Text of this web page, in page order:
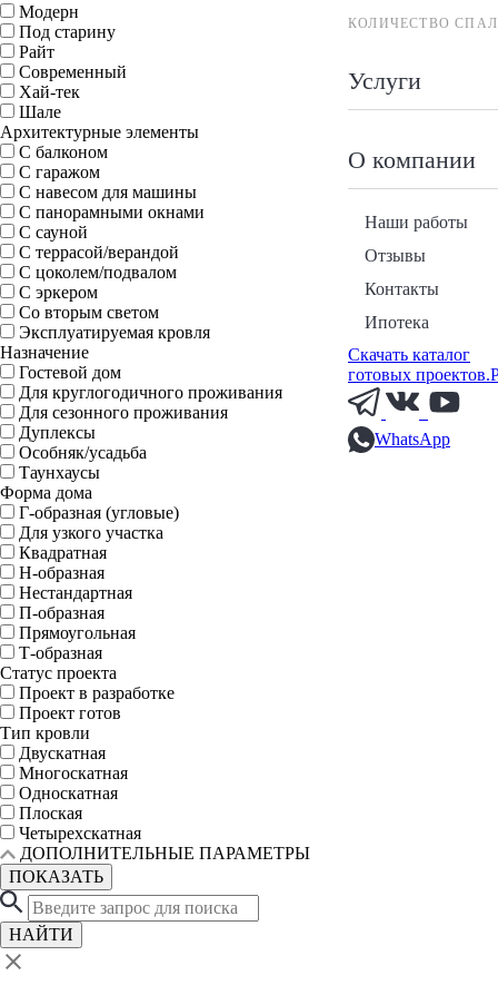
КОЛИЧЕСТВО
Услуги
О компании
Наши работы
Отзывы
Контакты
Ипотека
Скачать каталог
готовых
WhatsApp
Модерн
Под старину
Райт
Современный
Хай-тек
Шале
Архитектурные элементы
С балконом
С гаражом
С навесом для машины
С панорамными окнами
С сауной
С террасой/верандой
С цоколем/подвалом
С эркером
Со вторым светом
Эксплуатируемая кровля
Назначение
Гостевой дом
Для круглогодичного проживания
Для сезонного проживания
Дуплексы
Особняк/усадьба
Таунхаусы
Форма дома
Г-образная (угловые)
Для узкого участка
Квадратная
Н-образная
Нестандартная
П-образная
Прямоугольная
Т-образная
Статус проекта
Проект в разработке
Проект готов
Тип кровли
Двускатная
Многоскатная
Односкатная
Плоская
Четырехскатная
ДОПОЛНИТЕЛЬНЫЕ ПАРАМЕТРЫ
ПОКАЗАТЬ
НАЙТИ